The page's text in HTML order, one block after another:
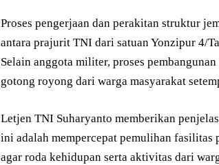
Proses pengerjaan dan perakitan struktur
antara prajurit TNI dari satuan Yonzipur 4/
Selain anggota militer, proses
gotong royong dari warga masyarakat
Letjen TNI Suharyanto memberikan
ini adalah mempercepat pemulihan
agar roda kehidupan serta aktivitas dari